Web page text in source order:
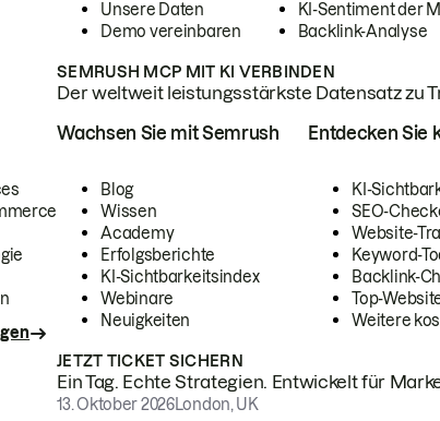
Unsere Daten
Demo vereinbaren
KI-Sentiment der
Backlink-Analyse
SEMRUSH MCP MIT KI VERBINDEN
Der weltweit leistungsstärkste Datensatz zu
Wachsen Sie mit Semrush
Blog
Wissen
Academy
Erfolgsberichte
KI-Sichtbarkeitsindex
Webinare
Neuigkeiten
Entdecken Sie
KI-
SEO-
Website-
Keyword-
Backlink-
Top-
Weitere
JETZT TICKET SICHERN
Ein Tag. Echte Strategien. Entwickelt für
13. Oktober 2026London, UK